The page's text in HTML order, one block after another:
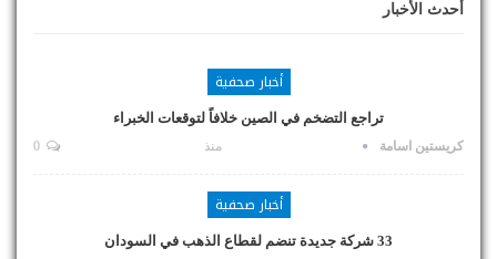
أحدث الأخبار
أخبار صحفية
تراجع التضخم في الصين خلافاً لتوقعات الخبراء
كريستين اسامة منذ
أخبار صحفية
33 شركة جديدة تنضم لقطاع الذهب في السودان